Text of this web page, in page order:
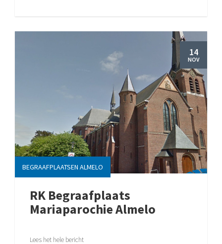
14
NOV
BEGRAAFPLAATSEN ALMELO
RK Begraafplaats
Mariaparochie Almelo
Lees het hele bericht